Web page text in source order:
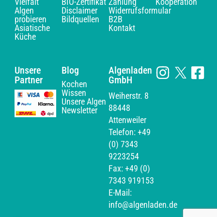
Algen
probieren
Asiatische
Küche
Disclaimer
Bildquellen
Widerrufsformular
B2B
Kontakt
Unsere
Partner
Blog
Kochen
Wissen
Unsere Algen
Newsletter
Algenladen
GmbH
Weiherstr. 8
88448
Attenweiler
Telefon: +49
(0) 7343
9223254
Fax: +49 (0)
7343 919153
E-Mail:
info@algenladen.de